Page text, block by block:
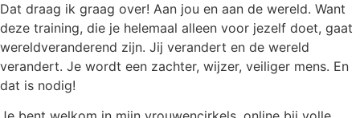
Dat draag ik graag over! Aan jou en aan de wereld. Want
deze training, die je helemaal alleen voor jezelf doet, gaat
wereldveranderend zijn. Jij verandert en de wereld
verandert. Je wordt een zachter, wijzer, veiliger mens. En
dat is nodig!